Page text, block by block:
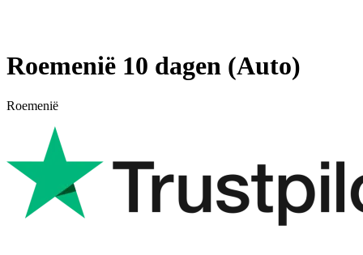
Roemenië 10 dagen (Auto)
Roemenië